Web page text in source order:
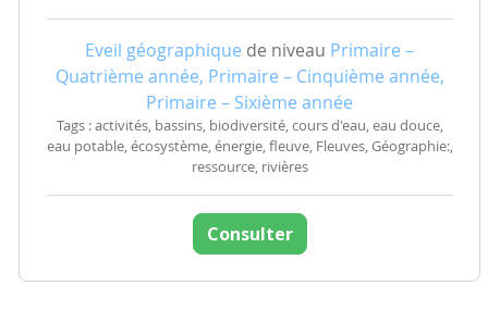
Eveil géographique de niveau Primaire –
Quatrième année, Primaire – Cinquième année,
Primaire – Sixième année
Tags : activités, bassins, biodiversité, cours d'eau, eau douce,
eau potable, écosystème, énergie, fleuve, Fleuves, Géographie:,
ressource, rivières
Consulter